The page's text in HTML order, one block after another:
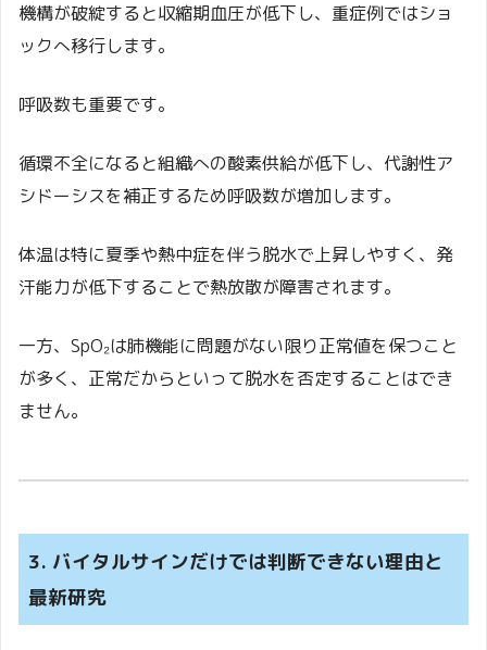
機構が破綻すると収縮期血圧が低下し、重症例ではショ
ックへ移行します。
呼吸数も重要です。
循環不全になると組織への酸素供給が低下し、代謝性ア
シドーシスを補正するため呼吸数が増加します。
体温は特に夏季や熱中症を伴う脱水で上昇しやすく、発
汗能力が低下することで熱放散が障害されます。
一方、SpO₂は肺機能に問題がない限り正常値を保つこと
が多く、正常だからといって脱水を否定することはでき
ません。
3. バイタルサインだけでは判断できない理由と
最新研究